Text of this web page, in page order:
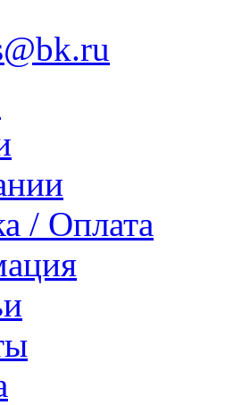
/ Оплата